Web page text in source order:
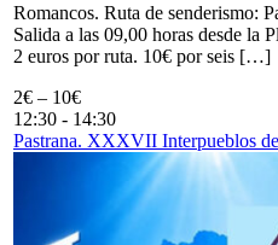
Romancos. Ruta de senderismo:
Salida a las 09,00 horas desde la
2 euros por ruta. 10€ por seis […]
2€ – 10€
12:30 - 14:30
Pastrana. XXXVII Interpueblos